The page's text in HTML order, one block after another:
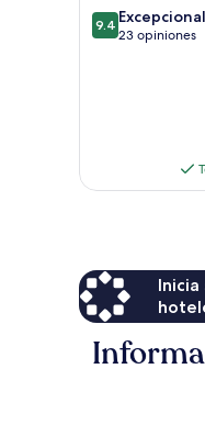
9.4
de
9.4 Excepcional
23 opiniones